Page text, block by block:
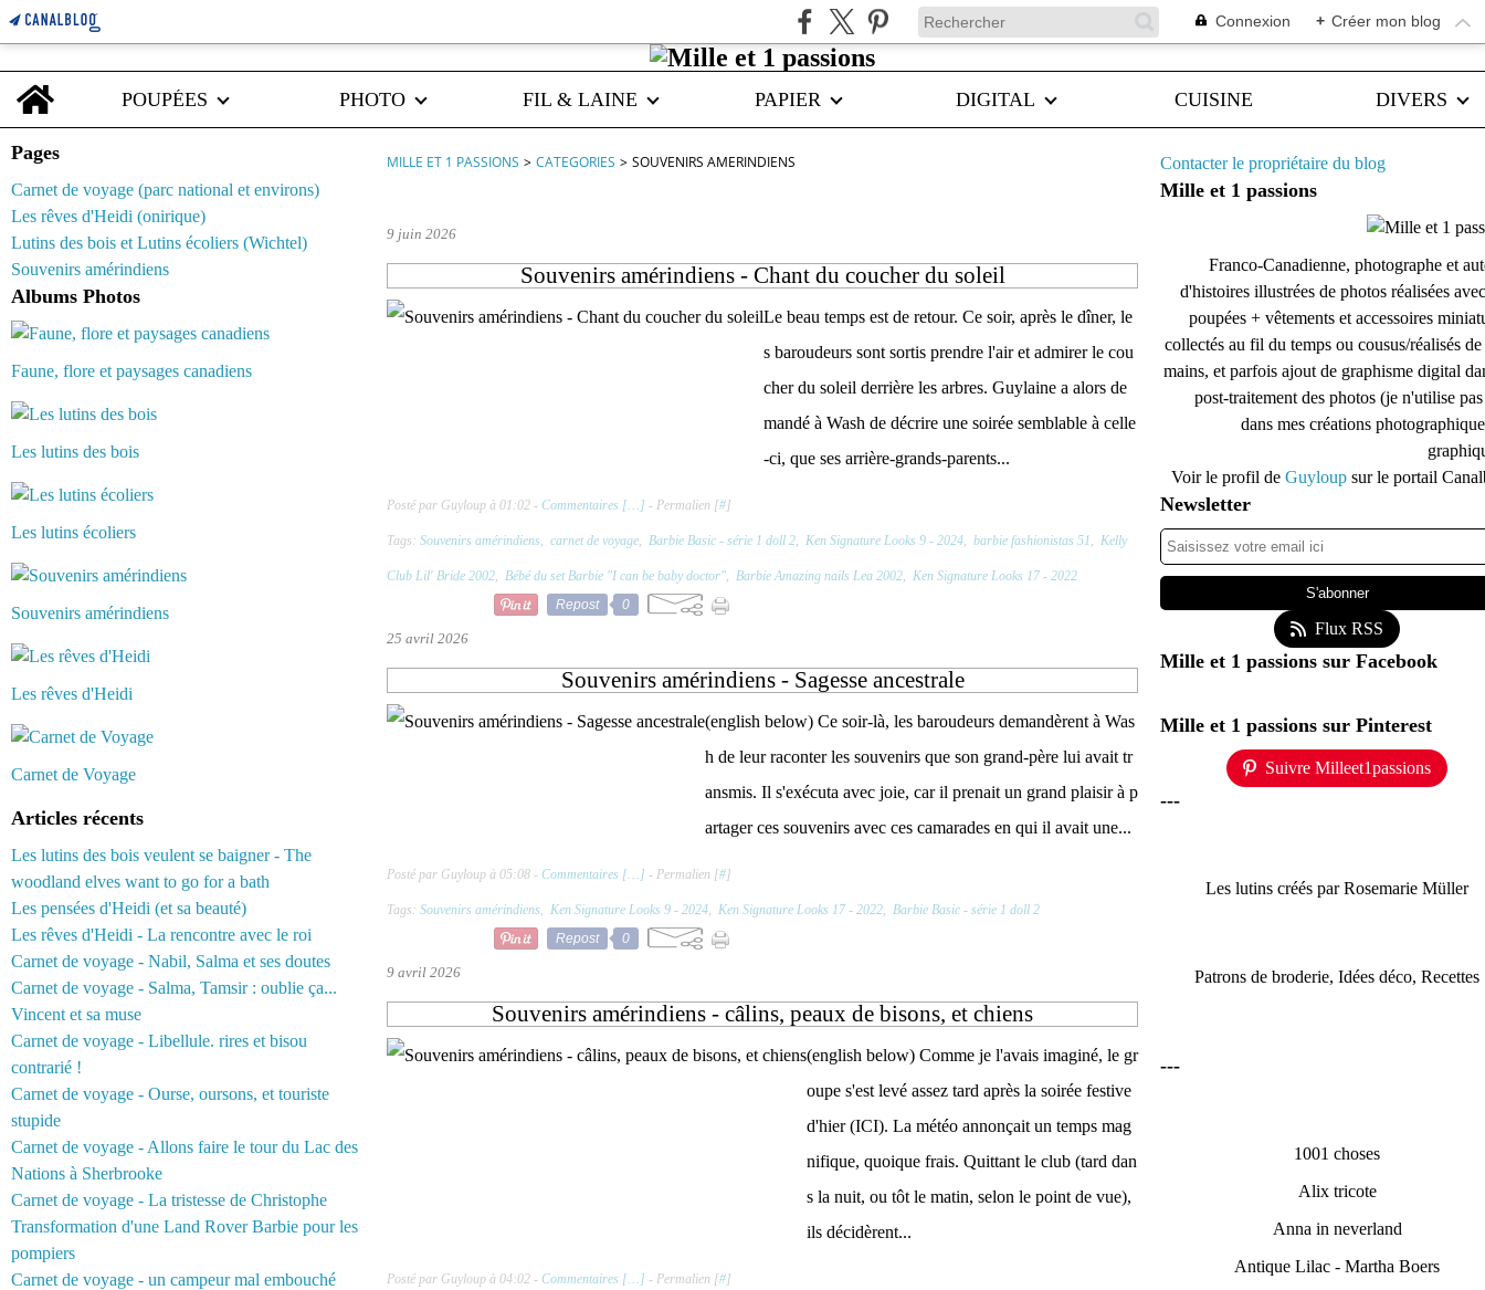
Connexion + Créer mon blog
Home
POUPÉES
PHOTO FIL & LAINE PAPIER DIGITAL CUISINE DIVERS
Pages
Carnet de voyage (parc national et environs)
Les rêves d'Heidi (onirique)
Lutins des bois et Lutins écoliers (Wichtel)
Souvenirs amérindiens
Albums Photos
Faune, flore et paysages canadiens
Les lutins des bois
Les lutins écoliers
Souvenirs amérindiens
Les rêves d'Heidi
Carnet de Voyage
Articles récents
Les lutins des bois veulent se baigner - The
woodland elves want to go for a bath
Les pensées d'Heidi (et sa beauté)
Les rêves d'Heidi - La rencontre avec le roi
Carnet de voyage - Nabil, Salma et ses doutes
Carnet de voyage - Salma, Tamsir : oublie ça...
Vincent et sa muse
Carnet de voyage - Libellule. rires et bisou
contrarié !
Carnet de voyage - Ourse, oursons, et touriste
stupide
Carnet de voyage - Allons faire le tour du Lac des
Nations à Sherbrooke
Carnet de voyage - La tristesse de Christophe
Transformation d'une Land Rover Barbie pour les
pompiers
Carnet de voyage - un campeur mal embouché
MILLE ET 1 PASSIONS > CATEGORIES > SOUVENIRS AMERINDIENS
9 juin 2026
Souvenirs amérindiens - Chant du coucher du soleil
Le beau temps est de retour. Ce soir, après le dîner, le
s baroudeurs sont sortis prendre l'air et admirer le cou
cher du soleil derrière les arbres. Guylaine a alors de
mandé à Wash de décrire une soirée semblable à celle
-ci, que ses arrière-grands-parents...
Posté par Guyloup à 01:02 - Commentaires [… ] - Permalien [#]
Tags: Souvenirs amérindiens, carnet de voyage, Barbie Basic - série 1 doll 2, Ken Signature Looks 9 - 2024, barbie fashionistas 51, Kelly
Club Lil' Bride 2002, Bébé du set Barbie "I can be baby doctor", Barbie Amazing nails Lea 2002, Ken Signature Looks 17 - 2022
Repost
0
25 avril 2026
Souvenirs amérindiens - Sagesse ancestrale
(english below) Ce soir-là, les baroudeurs demandèrent à Was
h de leur raconter les souvenirs que son grand-père lui avait tr
ansmis. Il s'exécuta avec joie, car il prenait un grand plaisir à p
artager ces souvenirs avec ces camarades en qui il avait une...
Posté par Guyloup à 05:08 - Commentaires [… ] - Permalien [#]
Tags: Souvenirs amérindiens, Ken Signature Looks 9 - 2024, Ken Signature Looks 17 - 2022, Barbie Basic - série 1 doll 2
Repost
0
9 avril 2026
Souvenirs amérindiens - câlins, peaux de bisons, et chiens
(english below) Comme je l'avais imaginé, le gr
oupe s'est levé assez tard après la soirée festive
d'hier (ICI). La météo annonçait un temps mag
nifique, quoique frais. Quittant le club (tard dan
s la nuit, ou tôt le matin, selon le point de vue),
ils décidèrent...
Posté par Guyloup à 04:02 - Commentaires [… ] - Permalien [#]
Contacter le propriétaire du blog
Mille et 1 passions
Franco-Canadienne, photographe et
d'histoires illustrées de photos réalisées
poupées + vêtements et accessoires
collectés au fil du temps ou cousus/réalisés de
mains, et parfois ajout de graphisme digital
post-traitement des photos (je n'utilise
dans mes créations
Voir le profil de Guyloup sur le portail
Newsletter
Flux RSS
Mille et 1 passions sur Facebook
Mille et 1 passions sur Pinterest
Suivre Milleet1passions
---
Les lutins créés par Rosemarie Müller
Patrons de broderie, Idées déco, Recettes
---
1001 choses
Alix tricote
Anna in neverland
Antique Lilac - Martha Boers